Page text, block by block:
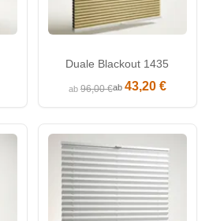
Duale Blackout 1435
ab96,00 €ab 43,20 €